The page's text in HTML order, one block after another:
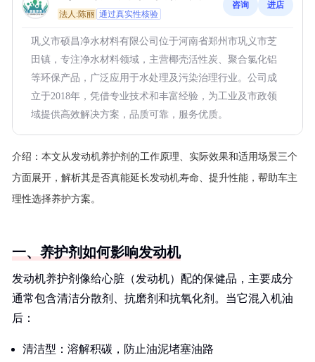
法人:陈丽 通过真实性核验
咨询 进店
巩义市硕昌净水材料有限公司位于河南省郑州市巩义市芝
田镇，专注净水材料领域，主营椰壳活性炭、聚合氯化铝
等环保产品，广泛应用于水处理及污染治理行业。公司成
立于2018年，凭借专业技术和丰富经验，为工业及市政领
域提供高效解决方案，品质可靠，服务优质。
介绍： 本文从发动机养护剂的工作原理、实际效果和适用场景三个
方面展开，解析其是否真能延长发动机寿命、提升性能，帮助车主
理性选择养护方案。
一、养护剂如何影响发动机
发动机养护剂像给心脏（发动机）配的保健品，主要成分
通常包含清洁分散剂、抗磨剂和抗氧化剂。当它混入机油
后：
清洁型：溶解积碳，防止油泥堵塞油路